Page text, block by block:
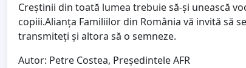
Creștinii din toată lumea trebuie să-și unească
copiii.Alianța Familiilor din România vă invită să
transmiteți și altora să o semneze.
Autor: Petre Costea, Președintele AFR